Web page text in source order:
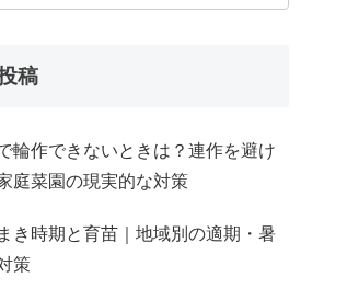
稿
輪作できないときは？連作を避け
庭菜園の現実的な対策
き時期と育苗｜地域別の適期・暑
策